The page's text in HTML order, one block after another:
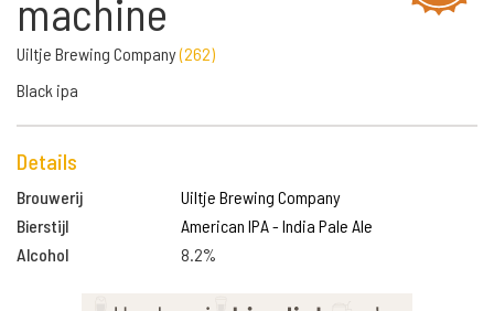
machine
Uiltje Brewing Company(262)
Black ipa
Details
Brouwerij
Uiltje Brewing Company
Bierstijl
American IPA - India Pale Ale
Alcohol
8.2%